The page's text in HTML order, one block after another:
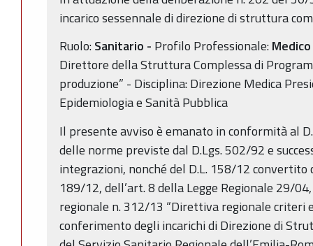
incarico sessennale di direzione di struttura
Ruolo:Sanitario - Profilo Professionale:
Direttore della Struttura Complessa di
produzione” - Disciplina: Direzione Medica
Epidemiologia e Sanità Pubblica
Il presente avviso è emanato in conformità al
delle norme previste dal D.Lgs. 502/92 e
integrazioni, nonché del D.L. 158/12 convertito
189/12, dell’art. 8 della Legge Regionale 29/
regionale n. 312/13 “Direttiva regionale criteri
conferimento degli incarichi di Direzione di